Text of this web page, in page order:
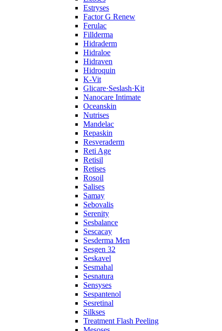
Estryses
Factor G Renew
Ferulac
Fillderma
Hidraderm
Hidraloe
Hidraven
Hidroquin
K-Vit
Glicare·Seslash·Kit
Nanocare Intimate
Oceanskin
Nutrises
Mandelac
Repaskin
Resveraderm
Reti Age
Retisil
Retises
Rosoil
Salises
Samay
Sebovalis
Serenity
Sesbalance
Sescacay
Sesderma Men
Sesgen 32
Seskavel
Sesmahal
Sesnatura
Sensyses
Sespantenol
Sesretinal
Silkses
Treatment Flash Peeling